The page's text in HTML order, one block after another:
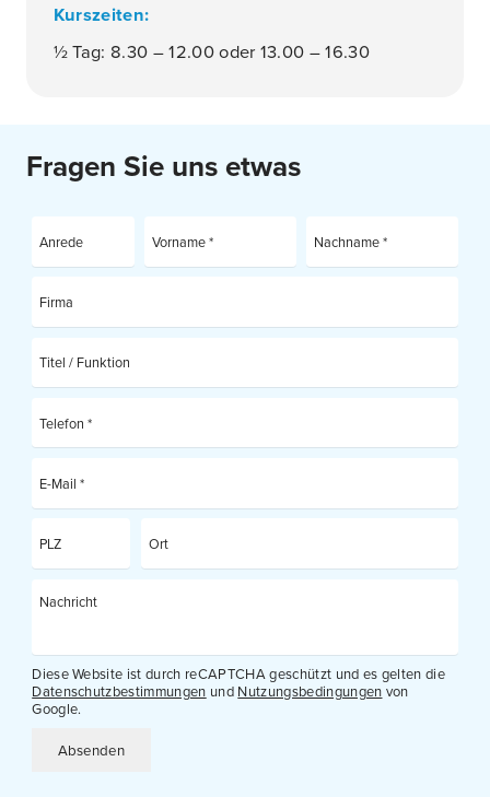
Kurszeiten:
½ Tag: 8.30 – 12.00 oder 13.00 – 16.30
Fragen Sie uns etwas
Diese Website ist durch reCAPTCHA geschützt und es gelten die
Datenschutzbestimmungen und Nutzungsbedingungen von
Google.